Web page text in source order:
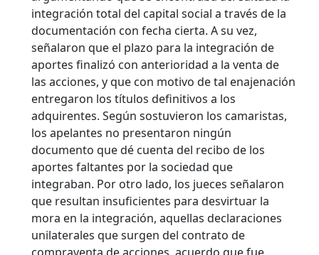
integración total del capital social a través de la
documentación con fecha cierta. A su vez,
señalaron que el plazo para la integración de
aportes finalizó con anterioridad a la venta de
las acciones, y que con motivo de tal enajenación
entregaron los títulos definitivos a los
adquirentes. Según sostuvieron los camaristas,
los apelantes no presentaron ningún
documento que dé cuenta del recibo de los
aportes faltantes por la sociedad que
integraban. Por otro lado, los jueces señalaron
que resultan insuficientes para desvirtuar la
mora en la integración, aquellas declaraciones
unilaterales que surgen del contrato de